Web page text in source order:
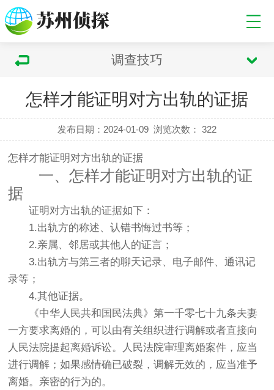
调查技巧
怎样才能证明对方出轨的证据
发布日期：2024-01-09 浏览次数： 322
怎样才能证明对方出轨的证据
一、怎样才能证明对方出轨的证
据
证明对方出轨的证据如下：
1.出轨方的称述、认错书悔过书等；
2.亲属、邻居或其他人的证言；
3.出轨方与第三者的聊天记录、电子邮件、通讯记
录等；
4.其他证据。
《中华人民共和国民法典》第一千零七十九条夫妻
一方要求离婚的，可以由有关组织进行调解或者直接向
人民法院提起离婚诉讼。人民法院审理离婚案件，应当
进行调解；如果感情确已破裂，调解无效的，应当准予
离婚。亲密的行为的。